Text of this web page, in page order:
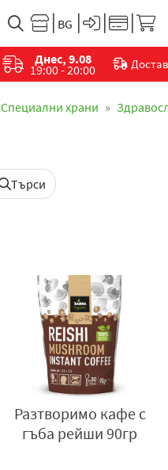
Днес, 9.08
19:00 - 20:00
Специални храни
Търси
Разтворимо кафе с
гъба рейши 90гр